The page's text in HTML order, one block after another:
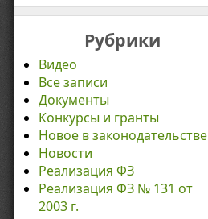
Рубрики
Видео
Все записи
Документы
Конкурсы и гранты
Новое в законодательстве
Новости
Реализация ФЗ
Реализация ФЗ № 131 от
2003 г.